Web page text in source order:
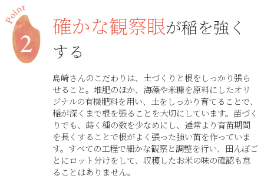
確かな観察眼が稲を強く
する
島崎さんのこだわりは、土づくりと根をしっかり張ら
せること。堆肥のほか、海藻や米糠を原料にしたオリ
ジナルの有機肥料を用い、土をしっかり育てることで、
稲が深くまで根を張ることを大切にしています。苗づく
りでも、蒔く種の数を少なめにし、通常より育苗期間
を長くすることで根がよく張った強い苗を作っていま
す。すべての工程で細かな観察と調整を行い、田んぼご
とにロット分けをして、収穫したお米の味の確認も怠
ることはありません。